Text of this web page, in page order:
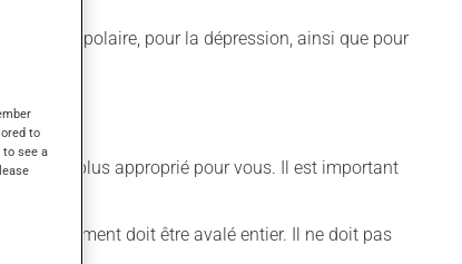
bipolaire, pour la dépression, ainsi que pour
qui est plus approprié pour vous. Il est important
médicament doit être avalé entier. Il ne doit pas
to
to see a